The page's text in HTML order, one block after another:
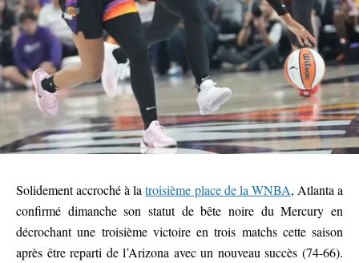
Solidement accroché à latroisième place de la WNBA, Atlanta a
confirmé dimanche son statut de bête noire du Mercury en
décrochant une troisième victoire en trois matchs cette saison
après être reparti de l’Arizona avec un nouveau succès (74-66).